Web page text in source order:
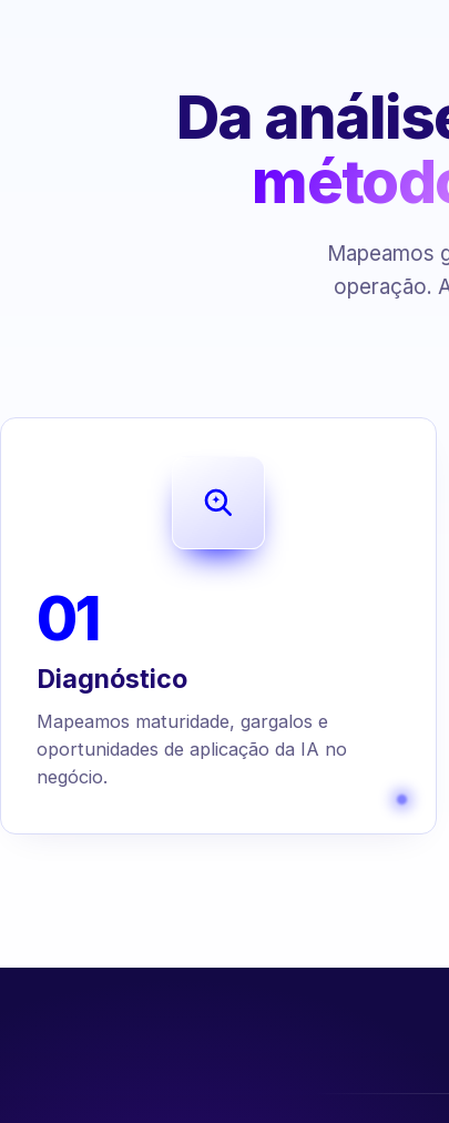
Da
Mapeamos
operação.
01
Diagnóstico
Mapeamos maturidade, gargalos e
oportunidades de aplicação da IA no
negócio.